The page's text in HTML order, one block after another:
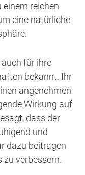
reichen
eine natürliche
für ihre
bekannt. Ihr
angenehmen
Wirkung auf
dass der
und
dazu beitragen
zu verbessern.